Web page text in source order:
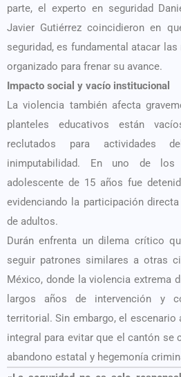
parte, el experto en seguridad
Javier Gutiérrez coincidieron en
seguridad, es fundamental atacar
organizado para frenar su avance.
Impacto social y vacío institucional
La violencia también afecta
planteles educativos están
reclutados para actividades
inimputabilidad. En uno de
adolescente de 15 años fue
evidenciando la participación
de adultos.
Durán enfrenta un dilema crítico
seguir patrones similares a otras
México, donde la violencia extrema
largos años de intervención y
territorial. Sin embargo, el escenario
integral para evitar que el cantón se
abandono estatal y hegemonía